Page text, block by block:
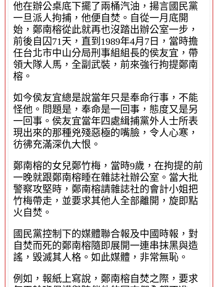
他在辦公桌底下擺了兩桶汽油，揚言國民黨
一旦派人拘捕，他便自焚。自從一月底開
始，鄭南榕從此就再也沒踏出辦公室一步，
前後自囚71天，直到1989年4月7日，當時擔
任台北市中山分局刑事組組長的侯友宜，帶
領大隊人馬，全副武裝，前來強行拘提鄭南
榕。
如今侯友宜總是說當年只是奉命行事，不能
怪他。問題是，奉命是一回事，態度又是另
一回事。侯友宜當年四處緝捕黨外人士所表
現出來的那種兇殘惡極的嘴臉，令人心寒，
彷彿充滿深仇大恨。
鄭南榕的女兒鄭竹梅，當時9歲，在拘提的前
一晚就跟鄭南榕睡在雜誌社辦公室。當大批
警察攻堅時，鄭南榕請雜誌社的會計小姐把
竹梅帶走，並要求其他人全部離開，旋即點
火自焚。
國民黨控制下的媒體聯合報及中國時報，對
自焚而死的鄭南榕隨即展開一連串抹黑與造
謠，毀滅其人格。如此媒體，非常無恥。
例如，報紙上寫說，鄭南榕自焚之際，要求